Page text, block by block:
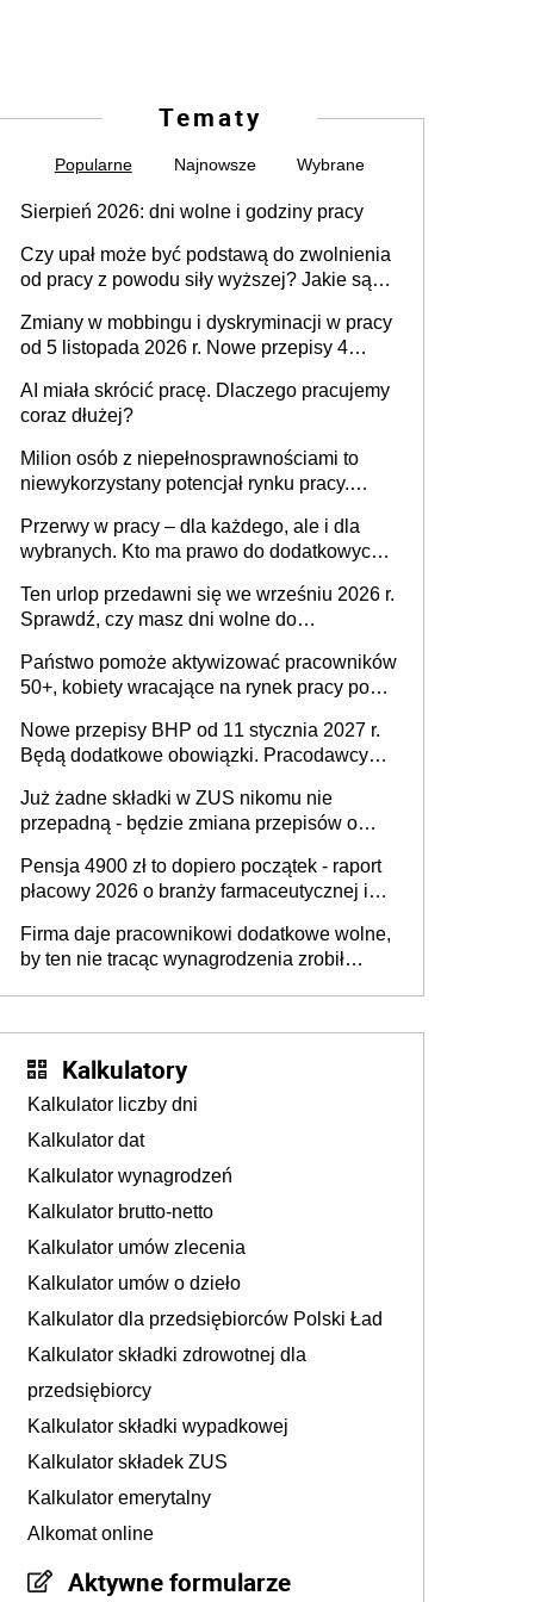
Tematy
Popularne Najnowsze Wybrane
Sierpień 2026: dni wolne i godziny pracy
Czy upał może być podstawą do zwolnienia
od pracy z powodu siły wyższej? Jakie są
Zmiany w mobbingu i dyskryminacji w pracy
od 5 listopada 2026 r. Nowe przepisy 4
Ustaw
AI miała skrócić pracę. Dlaczego pracujemy
coraz dłużej?
Milion osób z niepełnosprawnościami to
niewykorzystany potencjał rynku pracy.
dofinansowań czy refundacji, ale bariery po
stronie systemu i świadomości
pracodawców [WYWIAD]
Przerwy w pracy – dla każdego, ale i dla
wybranych. Kto ma prawo do dodatkowych
Ten urlop przedawni się we wrześniu 2026 r.
Sprawdź, czy masz dni wolne do
Państwo pomoże aktywizować pracowników
50+, kobiety wracające na rynek pracy po
osoby neuroatypowe. Powstanie Fundusz
na rzecz Inkluzywności w Zatrudnianiu?
Nowe przepisy BHP od 11 stycznia 2027 r.
Będą dodatkowe obowiązki. Pracodawcy
Już żadne składki w ZUS nikomu nie
przepadną - będzie zmiana przepisów o
ubezpieczeniom społecznym
Pensja 4900 zł to dopiero początek - raport
płacowy 2026 o branży farmaceutycznej i
Firma daje pracownikowi dodatkowe wolne,
by ten nie tracąc wynagrodzenia zrobił
Kalkulatory
Kalkulator liczby dni
Kalkulator dat
Kalkulator wynagrodzeń
Kalkulator brutto-netto
Kalkulator umów zlecenia
Kalkulator umów o dzieło
Kalkulator dla przedsiębiorców Polski Ład
Kalkulator składki zdrowotnej dla
przedsiębiorcy
Kalkulator składki wypadkowej
Kalkulator składek ZUS
Kalkulator emerytalny
Alkomat online
Aktywne formularze